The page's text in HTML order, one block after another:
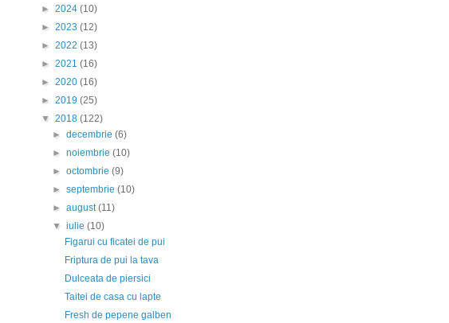
► 2024 (10)
► 2023 (12)
► 2022 (13)
► 2021 (16)
► 2020 (16)
► 2019 (25)
▼ 2018 (122)
►decembrie(6)
►noiembrie(10)
►octombrie(9)
►septembrie(10)
►august(11)
▼iulie(10)
Figarui cu ficatei de pui
Friptura de pui la tava
Dulceata de piersici
Taitei de casa cu lapte
Fresh de pepene galben